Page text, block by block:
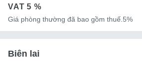
VAT5 %
Giá phòng thường đã bao gồm thuế.5%
Biên lai